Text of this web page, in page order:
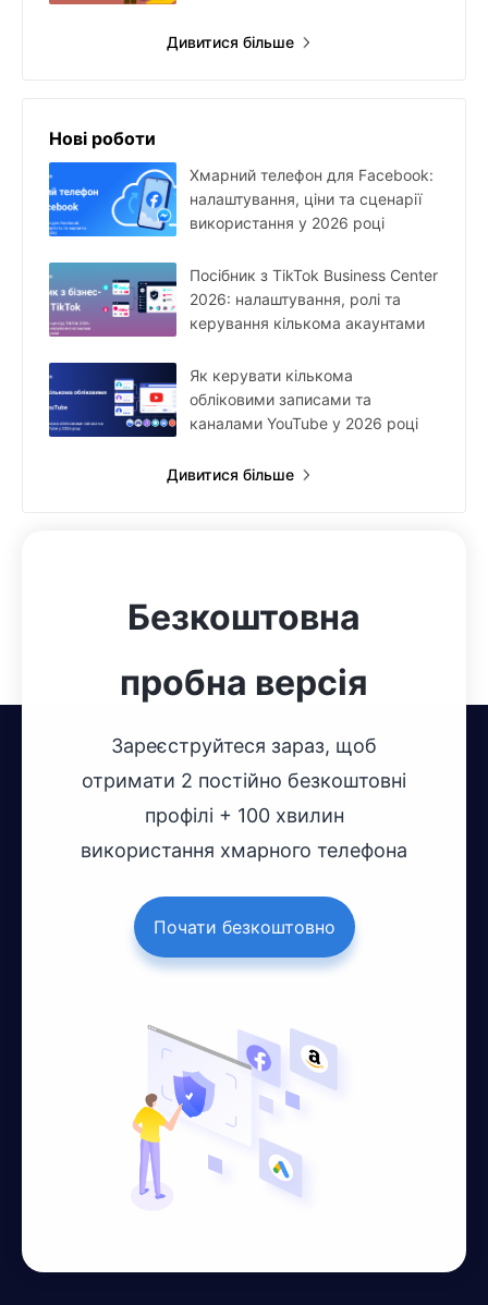
Дивитися більше
Нові роботи
Хмарний телефон для Facebook:
налаштування, ціни та сценарії
використання у 2026 році
Посібник з TikTok Business Center
2026: налаштування, ролі та
керування кількома акаунтами
Як керувати кількома
обліковими записами та
каналами YouTube у 2026 році
Дивитися більше
Безкоштовна
пробна версія
Зареєструйтеся зараз, щоб
отримати 2 постійно безкоштовні
профілі + 100 хвилин
використання хмарного телефона
Почати безкоштовно